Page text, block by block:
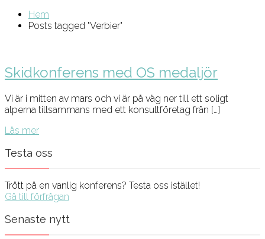
Hem
Posts tagged "Verbier"
Skidkonferens med OS medaljör
Vi är i mitten av mars och vi är på väg ner till ett soligt
alperna tillsammans med ett konsultföretag från […]
Läs mer
Testa oss
Trött på en vanlig konferens? Testa oss istället!
Gå till förfrågan
Senaste nytt